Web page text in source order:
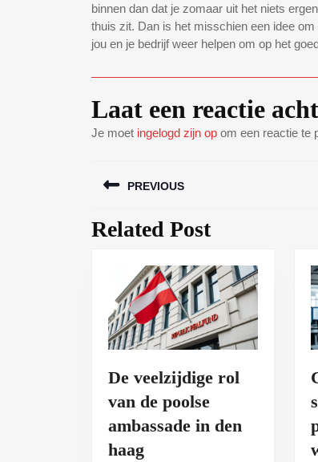
binnen dan dat je zomaar uit het niets
thuis zit. Dan is het misschien een idee
jou en je bedrijf weer helpen om op het
Laat een reactie
Je moet ingelogd zijn op om een reactie te
navigatie
PREVIOUS
Vorig
Related Post
De veelzijdige rol
van de poolse
ambassade in den
haagDe